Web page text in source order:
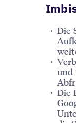
Die
und
Die